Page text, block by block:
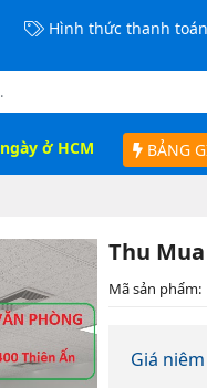
Hình thức thanh toán
ở HCM BẢNG
Thu Mua
Mã sản phẩm:
Giá